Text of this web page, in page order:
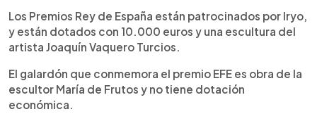
Los Premios Rey de España están patrocinados por Iryo,
y están dotados con 10.000 euros y una escultura del
artista Joaquín Vaquero Turcios.
El galardón que conmemora el premio EFE es obra de la
escultor María de Frutos y no tiene dotación
económica.